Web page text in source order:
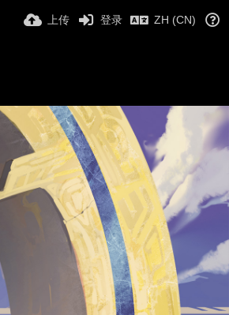
上传 登录 ZH (CN)